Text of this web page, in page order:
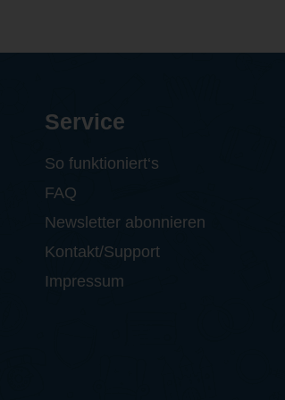
Service
So funktioniert‘s
FAQ
Newsletter abonnieren
Kontakt/Support
Impressum